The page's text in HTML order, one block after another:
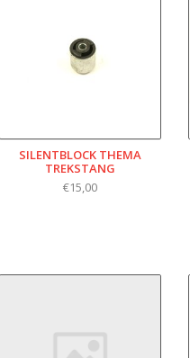
SILENTBLOCK THEMA
TREKSTANG
€15,00